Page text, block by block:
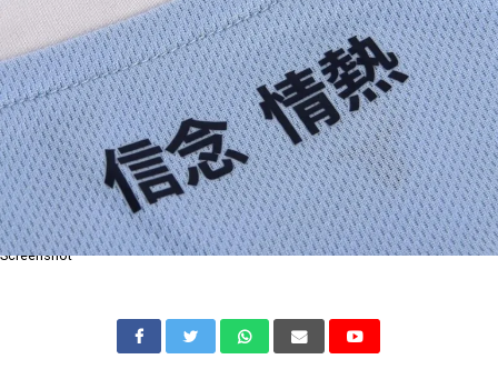
Screenshot